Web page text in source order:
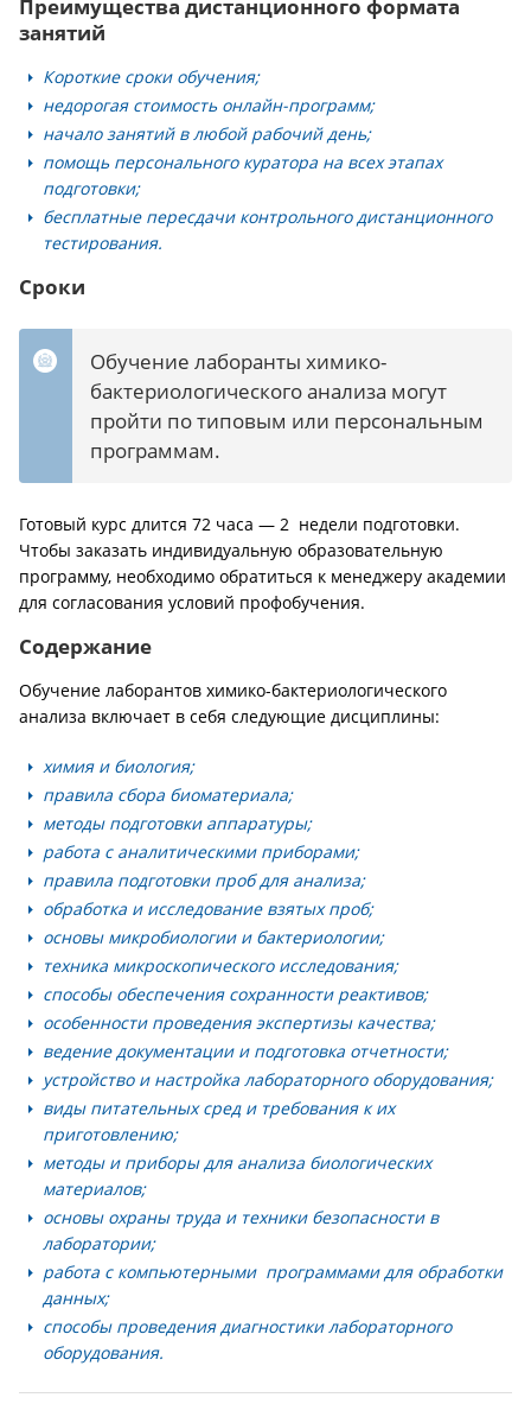
Преимущества дистанционного формата
занятий
Короткие сроки обучения;
недорогая стоимость онлайн-программ;
начало занятий в любой рабочий день;
помощь персонального куратора на всех этапах
подготовки;
бесплатные пересдачи контрольного дистанционного
тестирования.
Сроки
Обучение лаборанты химико-
бактериологического анализа могут
пройти по типовым или персональным
программам.
Готовый курс длится 72 часа — 2 недели подготовки.
Чтобы заказать индивидуальную образовательную
программу, необходимо обратиться к менеджеру академии
для согласования условий профобучения.
Содержание
Обучение лаборантов химико-бактериологического
анализа включает в себя следующие дисциплины:
химия и биология;
правила сбора биоматериала;
методы подготовки аппаратуры;
работа с аналитическими приборами;
правила подготовки проб для анализа;
обработка и исследование взятых проб;
основы микробиологии и бактериологии;
техника микроскопического исследования;
способы обеспечения сохранности реактивов;
особенности проведения экспертизы качества;
ведение документации и подготовка отчетности;
устройство и настройка лабораторного оборудования;
виды питательных сред и требования к их
приготовлению;
методы и приборы для анализа биологических
материалов;
основы охраны труда и техники безопасности в
лаборатории;
работа с компьютерными программами для обработки
данных;
способы проведения диагностики лабораторного
оборудования.